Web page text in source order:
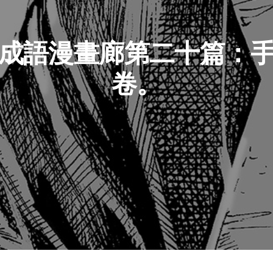
語漫畫廊第二十篇：
卷。